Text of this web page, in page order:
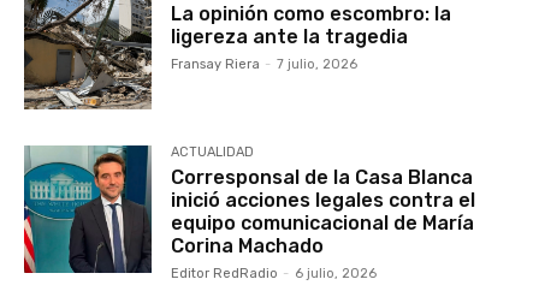
La opinión como escombro: la
ligereza ante la tragedia
Fransay Riera - 7 julio, 2026
ACTUALIDAD
Corresponsal de la Casa Blanca
inició acciones legales contra el
equipo comunicacional de María
Corina Machado
Editor RedRadio - 6 julio, 2026